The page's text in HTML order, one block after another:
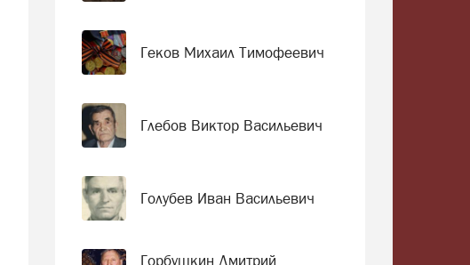
Геков Михаил Тимофеевич
Глебов Виктор Васильевич
Голубев Иван Васильевич
Горбушкин Дмитрий